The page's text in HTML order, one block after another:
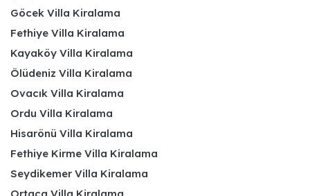
Göcek Villa Kiralama
Fethiye Villa Kiralama
Kayaköy Villa Kiralama
Ölüdeniz Villa Kiralama
Ovacık Villa Kiralama
Ordu Villa Kiralama
Hisarönü Villa Kiralama
Fethiye Kirme Villa Kiralama
Seydikemer Villa Kiralama